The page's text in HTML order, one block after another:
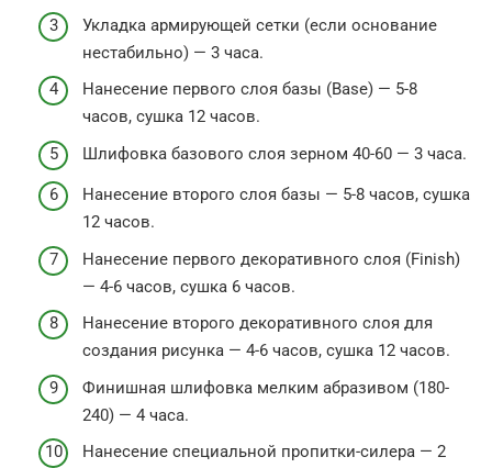
Укладка армирующей сетки (если основание
нестабильно) — 3 часа.
Нанесение первого слоя базы (Base) — 5-8
часов, сушка 12 часов.
Шлифовка базового слоя зерном 40-60 — 3 часа.
Нанесение второго слоя базы — 5-8 часов, сушка
12 часов.
Нанесение первого декоративного слоя (Finish)
— 4-6 часов, сушка 6 часов.
Нанесение второго декоративного слоя для
создания рисунка — 4-6 часов, сушка 12 часов.
Финишная шлифовка мелким абразивом (180-
240) — 4 часа.
Нанесение специальной пропитки-силера — 2